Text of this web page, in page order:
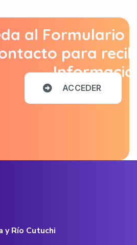
al Formulario
para
ACCEDER
y Río Cutuchi